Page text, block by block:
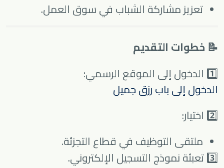
تعزيز مشاركة الشباب في سوق العمل.
📝 خطوات التقديم
1️⃣ الدخول إلى الموقع الرسمي:
الدخول إلى باب رزق جميل
2️⃣ اختيار:
ملتقى التوظيف في قطاع التجزئة.
3️⃣ تعبئة نموذج التسجيل الإلكتروني.